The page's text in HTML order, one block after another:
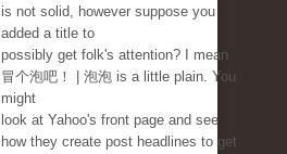
is not solid, however suppose you
added a title to
possibly get folk's attention? I mean
冒个泡吧！ | 泡泡 is a little plain. You
might
look at Yahoo's front page and see
how they create post headlines to get